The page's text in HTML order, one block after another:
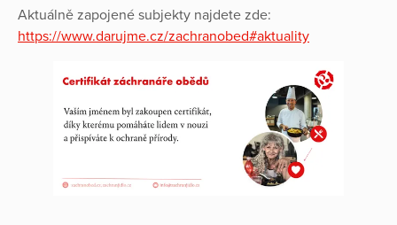
Aktuálně zapojené subjekty najdete zde:
https://www.darujme.cz/zachranobed#aktuality